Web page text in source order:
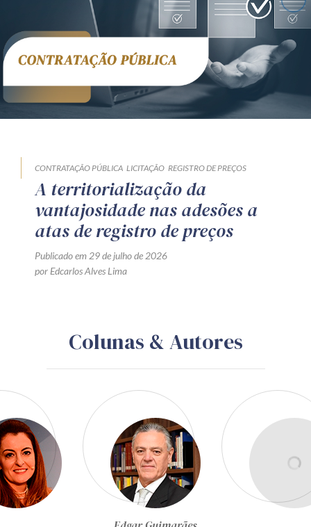
CONTRATAÇÃO PÚBLICA LICITAÇÃO REGISTRO DE PREÇOS
A territorialização da
vantajosidade nas adesões a
atas de registro de preços
Publicado em 29 de julho de 2026
por Edcarlos Alves Lima
Colunas & Autores